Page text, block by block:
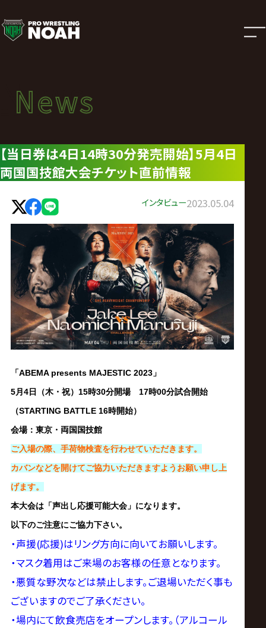
ニ
ュ
ー
ス
|
プ
ロ
レ
ス
リ
ン
グ・
ノ
ア
公
式
サ
イ
ト
News
ニュース
News
【当日券は4日14時30分発売開始】5月4日
両国国技館大会チケット直前情報
インタビュー2023.05.04
「ABEMA presents MAJESTIC 2023」
5月4日（木・祝）15時30分開場 17時00分試合開始
（STARTING BATTLE 16時開始）
会場：東京・両国国技館
ご入場の際、手荷物検査を行わせていただきます。
カバンなどを開けてご協力いただきますようお願い申し上
げます。
本大会は「声出し応援可能大会」になります。
以下のご注意にご協力下さい。
・声援(応援)はリング方向に向いてお願いします。
・マスク着用はご来場のお客様の任意となります。
・悪質な野次などは禁止します。ご退場いただく事も
ございますのでご了承ください。
・場内にて飲食売店をオープンします。（アルコール